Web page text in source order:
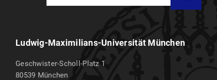
Ludwig-Maximilians-Universität München
Geschwister-Scholl-Platz 1
80539 München